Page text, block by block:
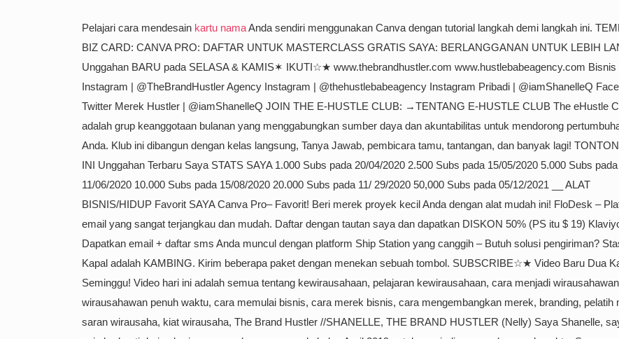
Pelajari cara mendesain kartu namaAnda sendiri menggunakan Canva dengan tutorial langkah demi langkah ini.
BIZ CARD: CANVA PRO: DAFTAR UNTUK MASTERCLASS GRATIS SAYA: BERLANGGANAN UNTUK LEBIH
Unggahan BARU pada SELASA & KAMIS✶ IKUTI☆★ www.thebrandhustler.com www.hustlebabeagency.com Bisnis
Instagram | @TheBrandHustler Agency Instagram | @thehustlebabeagency Instagram Pribadi | @iamShanelleQ
Twitter Merek Hustler | @iamShanelleQ JOIN THE E-HUSTLE CLUB: →TENTANG E-HUSTLE CLUB The eHustle
adalah grup keanggotaan bulanan yang menggabungkan sumber daya dan akuntabilitas untuk mendorong
Anda. Klub ini dibangun dengan kelas langsung, Tanya Jawab, pembicara tamu, tantangan, dan banyak lagi!
INI Unggahan Terbaru Saya STATS SAYA 1.000 Subs pada 20/04/2020 2.500 Subs pada 15/05/2020 5.000 Subs pada
11/06/2020 10.000 Subs pada 15/08/2020 20.000 Subs pada 11/ 29/2020 50,000 Subs pada 05/12/2021 __ ALAT
BISNIS/HIDUP Favorit SAYA Canva Pro– Favorit! Beri merek proyek kecil Anda dengan alat mudah ini! FloDesk –
email yang sangat terjangkau dan mudah. Daftar dengan tautan saya dan dapatkan DISKON 50% (PS itu $ 19)
Dapatkan email + daftar sms Anda muncul dengan platform Ship Station yang canggih – Butuh solusi pengiriman?
Kapal adalah KAMBING. Kirim beberapa paket dengan menekan sebuah tombol. SUBSCRIBE☆★ Video Baru Dua
Seminggu! Video hari ini adalah semua tentang kewirausahaan, pelajaran kewirausahaan, cara menjadi
wirausahawan penuh waktu, cara memulai bisnis, cara merek bisnis, cara mengembangkan merek, branding, pelatih
saran wirausaha, kiat wirausaha, The Brand Hustler //SHANELLE, THE BRAND HUSTLER (Nelly) Saya Shanelle,